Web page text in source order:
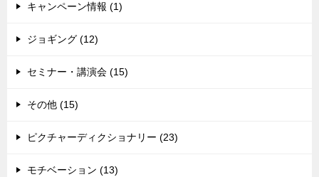
キャンペーン情報 (1)
ジョギング (12)
セミナー・講演会 (15)
その他 (15)
ピクチャーディクショナリー (23)
モチベーション (13)